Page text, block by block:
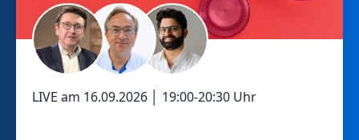
LIVE am 16.09.2026 19:00-20:30 Uhr